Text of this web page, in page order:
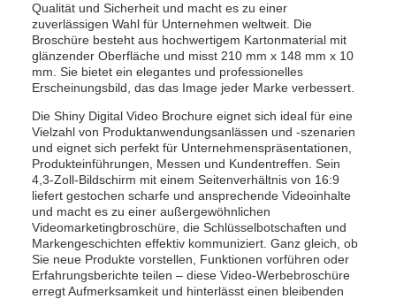
Qualität und Sicherheit und macht es zu einer
zuverlässigen Wahl für Unternehmen weltweit. Die
Broschüre besteht aus hochwertigem Kartonmaterial mit
glänzender Oberfläche und misst 210 mm x 148 mm x 10
mm. Sie bietet ein elegantes und professionelles
Erscheinungsbild, das das Image jeder Marke verbessert.
Die Shiny Digital Video Brochure eignet sich ideal für eine
Vielzahl von Produktanwendungsanlässen und -szenarien
und eignet sich perfekt für Unternehmenspräsentationen,
Produkteinführungen, Messen und Kundentreffen. Sein
4,3-Zoll-Bildschirm mit einem Seitenverhältnis von 16:9
liefert gestochen scharfe und ansprechende Videoinhalte
und macht es zu einer außergewöhnlichen
Videomarketingbroschüre, die Schlüsselbotschaften und
Markengeschichten effektiv kommuniziert. Ganz gleich, ob
Sie neue Produkte vorstellen, Funktionen vorführen oder
Erfahrungsberichte teilen – diese Video-Werbebroschüre
erregt Aufmerksamkeit und hinterlässt einen bleibenden